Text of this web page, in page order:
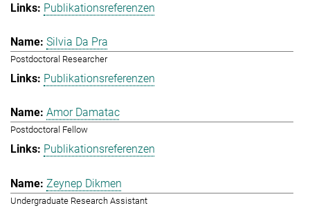
Publikationsreferenzen
Silvia Da Pra
Postdoctoral Researcher
Publikationsreferenzen
Amor Damatac
Postdoctoral Fellow
Publikationsreferenzen
Zeynep Dikmen
Undergraduate Research Assistant